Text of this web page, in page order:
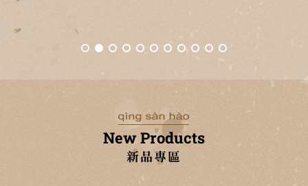
New Products
新品專區